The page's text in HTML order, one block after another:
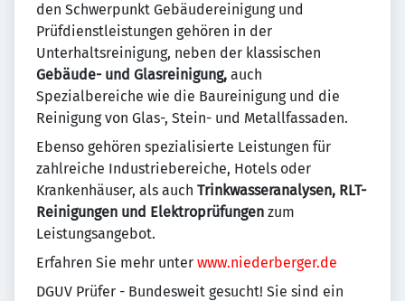
den Schwerpunkt Gebäudereinigung und
Prüfdienstleistungen gehören in der
Unterhaltsreinigung, neben der klassischen
Gebäude- und Glasreinigung, auch
Spezialbereiche wie die Baureinigung und die
Reinigung von Glas-, Stein- und Metallfassaden.
Ebenso gehören spezialisierte Leistungen für
zahlreiche Industriebereiche, Hotels oder
Krankenhäuser, als auch Trinkwasseranalysen, RLT-
Reinigungen und Elektroprüfungen zum
Leistungsangebot.
Erfahren Sie mehr unter www.niederberger.de
DGUV Prüfer - Bundesweit gesucht! Sie sind ein